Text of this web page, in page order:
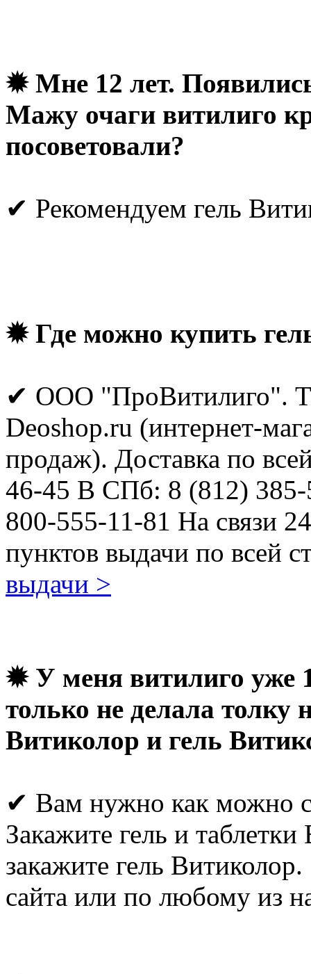
✹ Мне 12 лет.
Мажу очаги витилиго
посоветовали?
✔ Рекомендуем гель
✹ Где можно купить
✔ ООО "ПроВитилиго".
Deoshop.ru (интернет-
продаж). Доставка по
46-45 В СПб: 8 (812) 385-
800-555-11-81 На связи
пунктов выдачи по всей
выдачи >
✹ У меня витилиго уже
только не делала толку
Витиколор и гель
✔ Вам нужно как можно
Закажите гель и
закажите гель
сайта или по любому из